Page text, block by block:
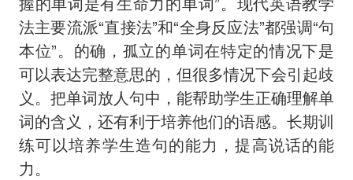
法主要流派“直接法”和“全身反应法”都强调“句
本位”。的确，孤立的单词在特定的情况下是
可以表达完整意思的，但很多情况下会引起歧
义。把单词放人句中，能帮助学生正确理解单
词的含义，还有利于培养他们的语感。长期训
练可以培养学生造句的能力，提高说话的能
力。